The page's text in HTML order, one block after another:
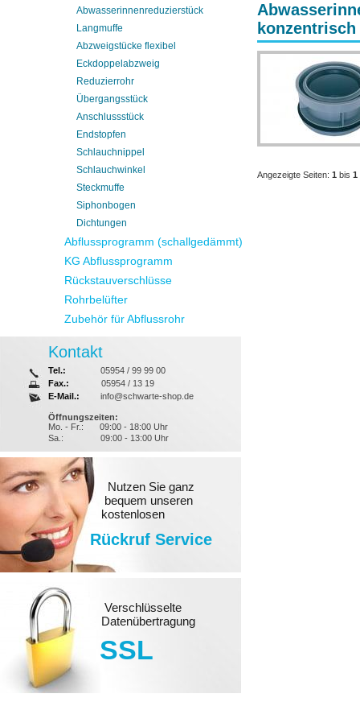
konzentrisch
Angezeigte Seiten: 1 bis 1
Abwasserinnenreduzierstück
Langmuffe
Abzweigstücke flexibel
Eckdoppelabzweig
Reduzierrohr
Übergangsstück
Anschlussstück
Endstopfen
Schlauchnippel
Schlauchwinkel
Steckmuffe
Siphonbogen
Dichtungen
Abflussprogramm (schallgedämmt)
KG Abflussprogramm
Rückstauverschlüsse
Rohrbelüfter
Zubehör für Abflussrohr
Kontakt
Tel.:
05954 / 99 99 00
Fax.:
05954 / 13 19
E-Mail.:
info@schwarte-shop.de
Öffnungszeiten:
Mo. - Fr.:
09:00 - 18:00 Uhr
Sa.:
09:00 - 13:00 Uhr
Nutzen Sie ganz
bequem unseren
kostenlosen
Rückruf Service
Verschlüsselte
Datenübertragung
SSL